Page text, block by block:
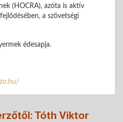
(HOCRA), azóta is aktív
a szövetségi
édesapja.
Tóth Viktor